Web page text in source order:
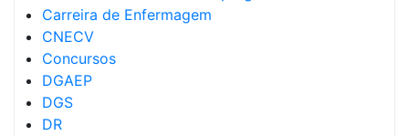
Carreira de Enfermagem
CNECV
Concursos
DGAEP
DGS
DR